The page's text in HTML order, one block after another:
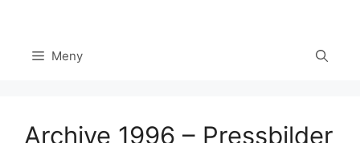
innehåll Meny
Archive 1996 – Pressbilder